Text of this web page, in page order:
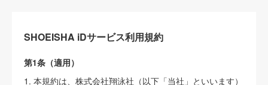
SHOEISHA iDサービス利用規約
第1条（適用）
1. 本規約は、株式会社翔泳社（以下「当社」といいます）